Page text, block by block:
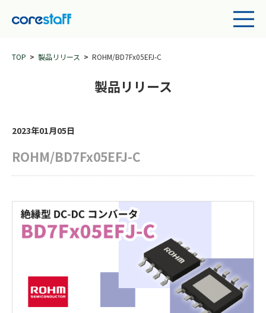
TOP 製品リリース ROHM/BD7Fx05EFJ-C
製品リリース
2023年01月05日
ROHM/BD7Fx05EFJ-C